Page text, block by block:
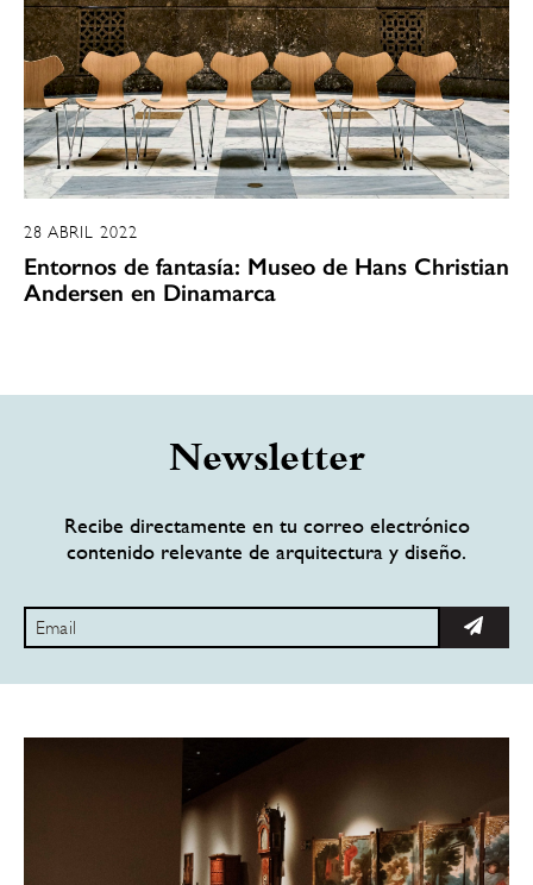
28 ABRIL 2022
Entornos de fantasía: Museo de Hans Christian
Andersen en Dinamarca
Newsletter
Recibe directamente en tu correo electrónico
contenido relevante de arquitectura y diseño.